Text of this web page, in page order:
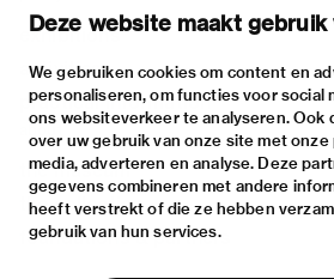
Deze website maakt gebruik
We gebruiken cookies om content en
personaliseren, om functies voor social
ons websiteverkeer te analyseren. Ook
over uw gebruik van onze site met
media, adverteren en analyse. Deze
gegevens combineren met andere
heeft verstrekt of die ze hebben
gebruik van hun services.
exhibitions
activities
practical information
about
the museum
the collection
foundations & partners